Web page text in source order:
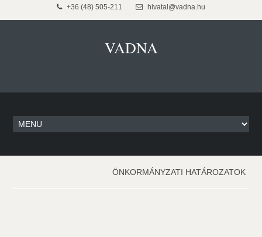
+36 (48) 505-211 hivatal@vadna.hu
VADNA
ÖNKORMÁNYZATI HATÁROZATOK